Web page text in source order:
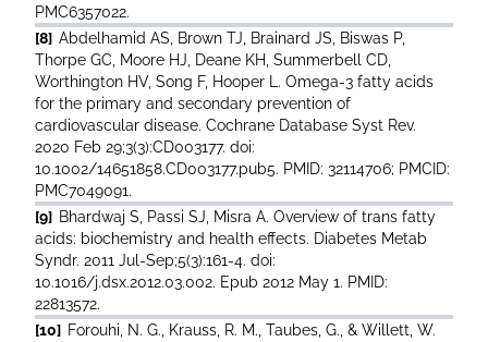
PMC6357022.
[8] Abdelhamid AS, Brown TJ, Brainard JS, Biswas P,
Thorpe GC, Moore HJ, Deane KH, Summerbell CD,
Worthington HV, Song F, Hooper L. Omega-3 fatty acids
for the primary and secondary prevention of
cardiovascular disease. Cochrane Database Syst Rev.
2020 Feb 29;3(3):CD003177. doi:
10.1002/14651858.CD003177.pub5. PMID: 32114706; PMCID:
PMC7049091.
[9] Bhardwaj S, Passi SJ, Misra A. Overview of trans fatty
acids: biochemistry and health effects. Diabetes Metab
Syndr. 2011 Jul-Sep;5(3):161-4. doi:
10.1016/j.dsx.2012.03.002. Epub 2012 May 1. PMID:
22813572.
[10] Forouhi, N. G., Krauss, R. M., Taubes, G., & Willett, W.